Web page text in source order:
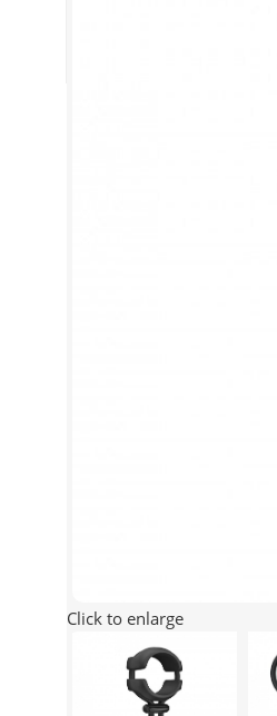
Click to enlarge